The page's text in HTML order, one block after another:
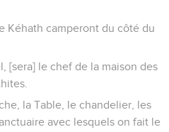
Kéhath camperont du côté du
[sera] le chef de la maison des
la Table, le chandelier, les
avec lesquels on fait le